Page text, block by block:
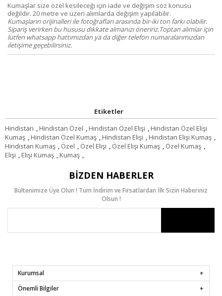
Kumaşlar size özel kesileceği için iade ve değişim söz konusu
değildir. 20 metre ve üzeri alımlarda değişim yapılabilir.
Kumaşların orijinalleri ile fotoğrafları arasında bir-iki ton farkı olabilir.
Sipariş verirken bu hususu dikkate almanızı öneririz.Toptan alımlar için
lütfen whatsapp hattımızdan ya da diğer telefon numaralarımızdan
iletişime geçebilirsiniz.
Etiketler
Hindistan ,Hindistan Özel ,Hindistan Özel Elişi ,Hindistan Özel Elişi
Kumaş ,Hindistan Özel Kumaş ,Hindistan Elişi ,Hindistan Elişi Kumaş ,
Hindistan Kumaş , Özel , Özel Elişi , Özel Elişi Kumaş , Özel Kumaş ,
Elişi ,Elişi Kumaş ,Kumaş ,
BIZDEN HABERLER
Bültenimize Üye Olun ! Tüm İndirim ve Fırsatlardan İlk Sizin Haberiniz
Olsun !
Kurumsal
Önemli Bilgiler